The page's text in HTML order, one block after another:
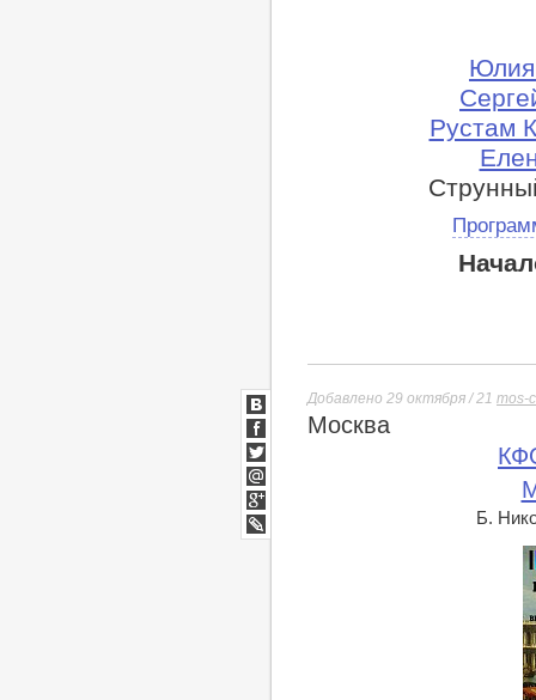
Юлия
Рустам
Добавлено 29 октября / 21 mos-
Москва
Б.
ВКонтакте
Facebook
Twitter
Мой
Мир
Google+
lj